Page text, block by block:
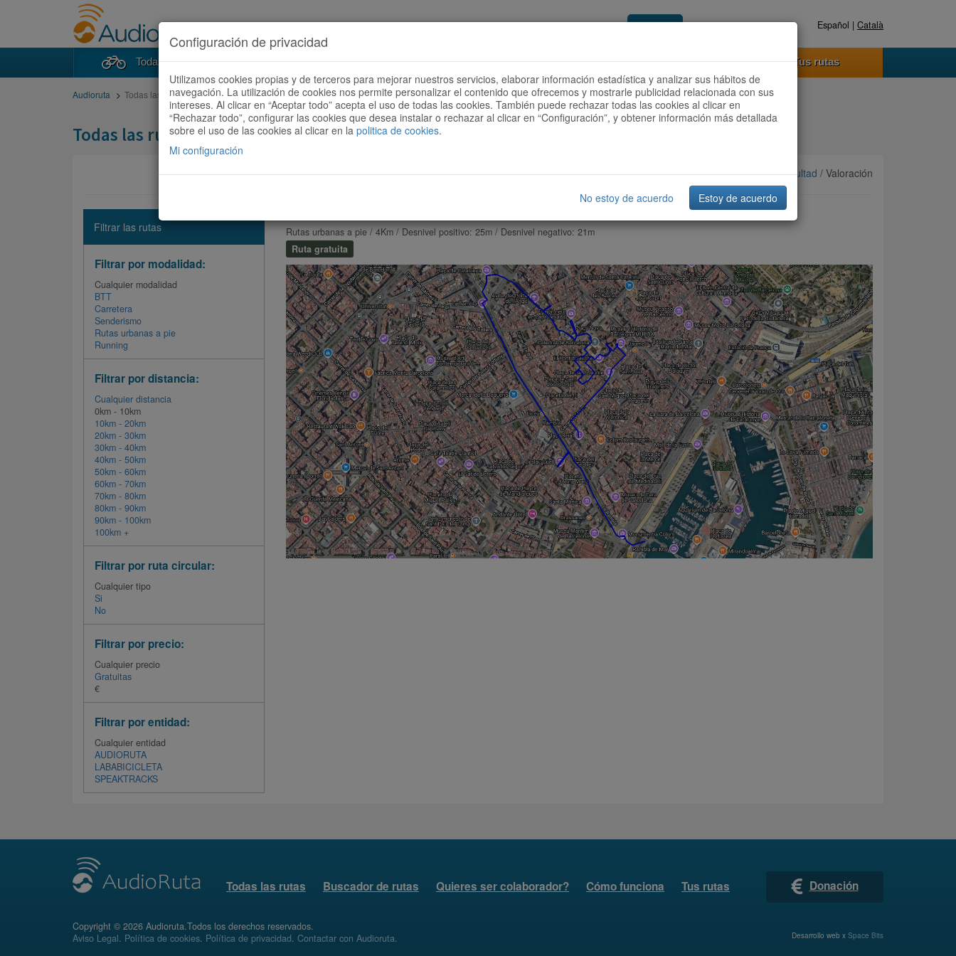
Acceder Registrate ahora Español | Català
Todas las rutas Buscador de rutas Quieres ser colaborador? Cómo funciona Tus rutas
Audioruta Todas las rutas
Todas las rutas
Ordenar por:Más recientes/Dificultad / Valoración
Filtrar las rutas
Filtrar por modalidad:
Cualquier modalidad
BTT
Carretera
Senderismo
Rutas urbanas a pie
Running
Filtrar por distancia:
Cualquier distancia
0km - 10km
10km - 20km
20km - 30km
30km - 40km
40km - 50km
50km - 60km
60km - 70km
70km - 80km
80km - 90km
90km - 100km
100km +
Filtrar por ruta circular:
Cualquier tipo
Si
No
Filtrar por precio:
Cualquier precio
Gratuitas
€
Filtrar por entidad:
Cualquier entidad
AUDIORUTA
LABABICICLETA
SPEAKTRACKS
Rutas urbanas a pie / 4Km / Desnivel positivo: 25m / Desnivel negativo: 21m
Ruta gratuita
Todas las rutas Buscador de rutas Quieres ser colaborador? Cómo funciona Tus rutas Donación
Copyright © 2026 Audioruta.Todos los derechos reservados.
Aviso Legal. Política de cookies. Política de privacidad. Contactar con Audioruta. Desarrollo web x Space Bits
Configuración de privacidad
Utilizamos cookies propias y de terceros para mejorar nuestros servicios, elaborar información estadística y analizar sus hábitos de
navegación. La utilización de cookies nos permite personalizar el contenido que ofrecemos y mostrarle publicidad relacionada con sus
intereses. Al clicar en “Aceptar todo” acepta el uso de todas las cookies. También puede rechazar todas las cookies al clicar en
“Rechazar todo”, configurar las cookies que desea instalar o rechazar al clicar en “Configuración”, y obtener información más detallada
sobre el uso de las cookies al clicar en la politica de cookies.
Mi configuración
No estoy de acuerdo Estoy de acuerdo